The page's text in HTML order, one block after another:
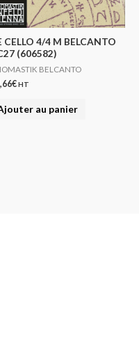
CELLO 4/4 M BELCANTO
(606582)
BELCANTO
€HT
au panier